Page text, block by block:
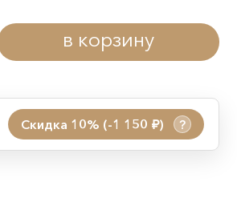
в корзину
Скидка 10% (-1 150 руб.) ?